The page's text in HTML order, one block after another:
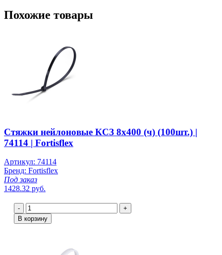
Похожие товары
Стяжки нейлоновые КСЗ 8х400 (ч) (100шт.) |
74114 | Fortisflex
Артикул: 74114
Бренд: Fortisflex
Под заказ
1428.32 руб.
-
+
В корзину